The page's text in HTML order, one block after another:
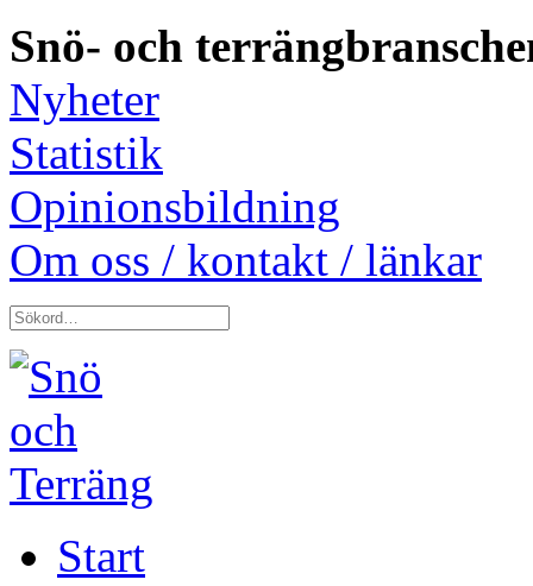
Snö- och
Nyheter
Statistik
Opinionsbildning
Om oss / kontakt / länkar
Start